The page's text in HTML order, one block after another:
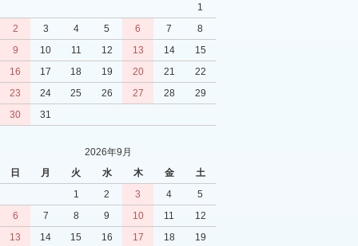
1
2
3 4 5 6 7
8
9
10 11 12 13 14
15
16
17 18 19 20 21
22
23
24 25 26 27 28
29
30
31
2026年9月
日
月 火 水 木 金
土
1
2 3 4
5
6
7 8 9 10 11
12
13
14 15 16 17 18
19